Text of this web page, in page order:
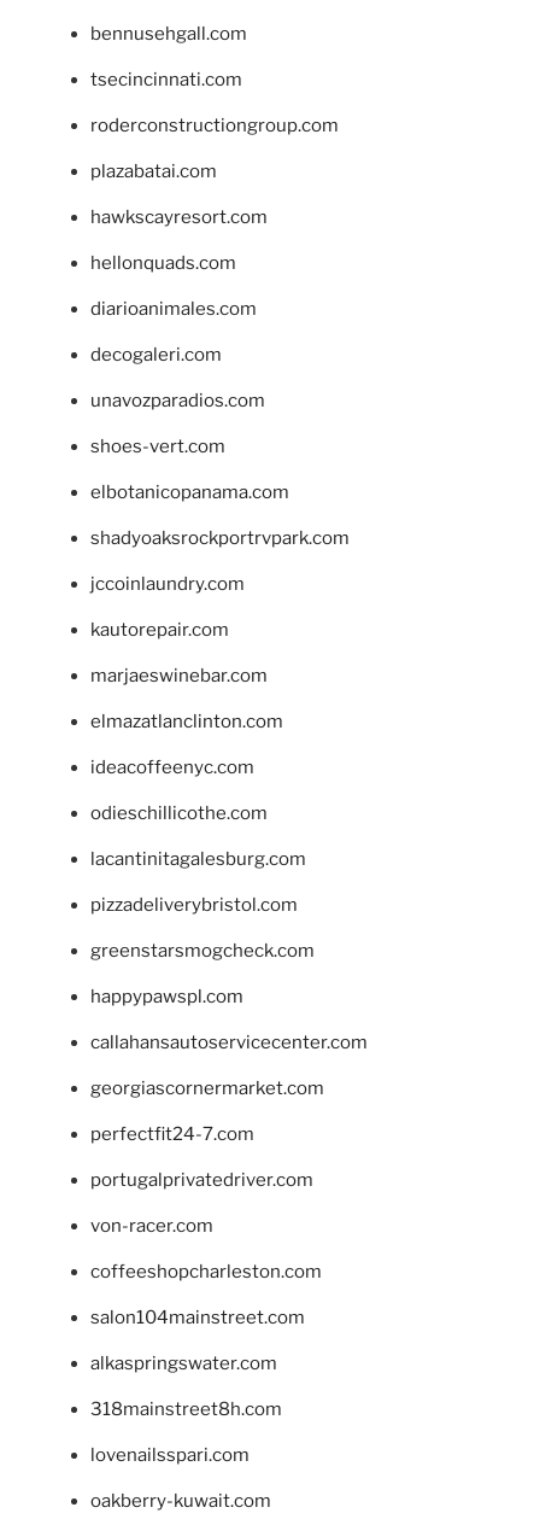
bennusehgall.com
tsecincinnati.com
roderconstructiongroup.com
plazabatai.com
hawkscayresort.com
hellonquads.com
diarioanimales.com
decogaleri.com
unavozparadios.com
shoes-vert.com
elbotanicopanama.com
shadyoaksrockportrvpark.com
jccoinlaundry.com
kautorepair.com
marjaeswinebar.com
elmazatlanclinton.com
ideacoffeenyc.com
odieschillicothe.com
lacantinitagalesburg.com
pizzadeliverybristol.com
greenstarsmogcheck.com
happypawspl.com
callahansautoservicecenter.com
georgiascornermarket.com
perfectfit24-7.com
portugalprivatedriver.com
von-racer.com
coffeeshopcharleston.com
salon104mainstreet.com
alkaspringswater.com
318mainstreet8h.com
lovenailsspari.com
oakberry-kuwait.com